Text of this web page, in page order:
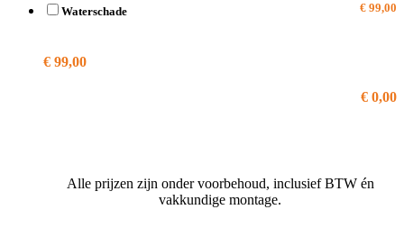
Waterschade € 99,00
€ 99,00
€ 0,00
Alle prijzen zijn onder voorbehoud, inclusief BTW én
vakkundige montage.